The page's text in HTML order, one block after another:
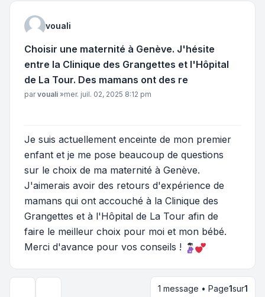
vouali
Choisir une maternité à Genève. J'hésite
entre la Clinique des Grangettes et l'Hôpital
de La Tour. Des mamans ont des re
Message
parvouali »mer. juil. 02, 2025 8:12 pm
Je suis actuellement enceinte de mon premier
enfant et je me pose beaucoup de questions
sur le choix de ma maternité à Genève.
J'aimerais avoir des retours d'expérience de
mamans qui ont accouché à la Clinique des
Grangettes et à l'Hôpital de La Tour afin de
faire le meilleur choix pour moi et mon bébé.
Merci d'avance pour vos conseils !
1 message • Page1sur1